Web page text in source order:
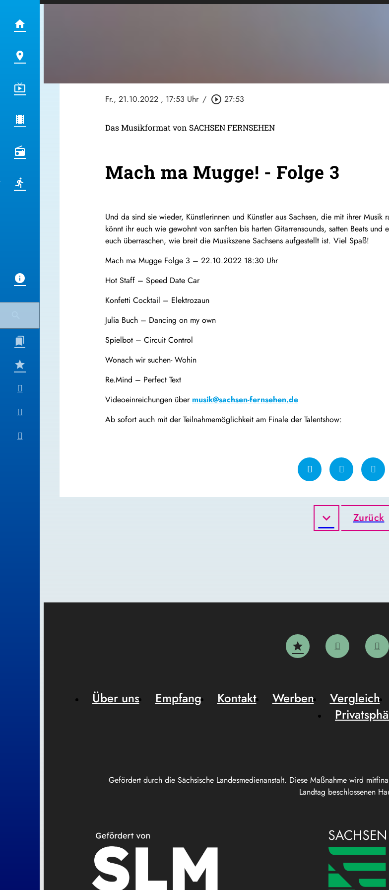
Fr., 21.10.2022 , 17:53 Uhr / play_circle_outline 27:53
Das Musikformat von SACHSEN FERNSEHEN
Mach ma Mugge! - Folge 3
Und da sind sie wieder, Künstlerinnen und Künstler aus Sachsen, die mit ihrer
könnt ihr euch wie gewohnt von sanften bis harten Gitarrensounds, satten Beats
euch überraschen, wie breit die Musikszene Sachsens aufgestellt ist. Viel Spaß!
Mach ma Mugge Folge 3 – 22.10.2022 18:30 Uhr
Hot Staff – Speed Date Car
Konfetti Cocktail – Elektrozaun
Julia Buch – Dancing on my own
Spielbot – Circuit Control
Wonach wir suchen- Wohin
Re.Mind – Perfect Text
Videoeinreichungen über musik@sachsen-fernsehen.de
Ab sofort auch mit der Teilnahmemöglichkeit am Finale der Talentshow:
Zurück
Gefördert durch die Sächsische Landesmedienanstalt. Diese Maßnahme wird
Landtag beschlossenen
Über uns Empfang Kontakt Werben Vergleich